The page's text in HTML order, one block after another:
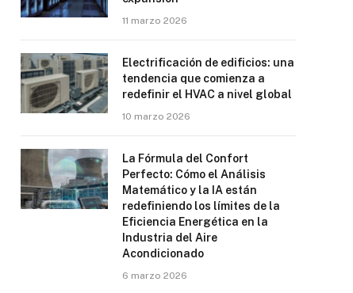
11 marzo 2026
Electrificación de edificios: una
tendencia que comienza a
redefinir el HVAC a nivel global
10 marzo 2026
La Fórmula del Confort
Perfecto: Cómo el Análisis
Matemático y la IA están
redefiniendo los límites de la
Eficiencia Energética en la
Industria del Aire
Acondicionado
6 marzo 2026